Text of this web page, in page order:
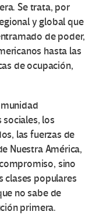
Se trata, por
y global que
de poder,
hasta las
de ocupación,
los
las fuerzas de
Nuestra América,
sino
clases populares
no sabe de
primera.